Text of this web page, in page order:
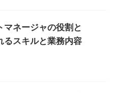
マネージャの役割と
るスキルと業務内容